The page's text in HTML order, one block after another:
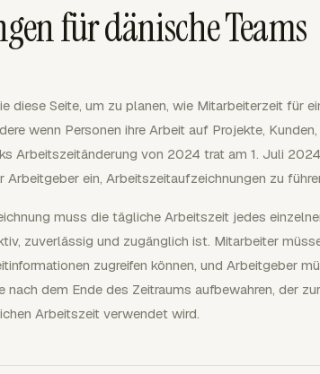
für dänische Teams
diese Seite, um zu planen, wie Mitarbeiterzeit für
wenn Personen ihre Arbeit auf Projekte,
Arbeitszeitänderung von 2024 trat am 1. Juli
Arbeitgeber ein, Arbeitszeitaufzeichnungen zu
muss die tägliche Arbeitszeit jedes
zuverlässig und zugänglich ist. Mitarbeiter
zugreifen können, und Arbeitgeber
nach dem Ende des Zeitraums aufbewahren, der
Arbeitszeit verwendet wird.